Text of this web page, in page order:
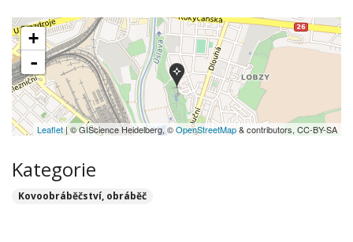
+
-
Leaflet| © GIScience Heidelberg, ©OpenStreetMap& contributors, CC-BY-SA
Kategorie
Kovoobráběčství, obráběč